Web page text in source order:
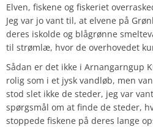
Elven, fiskene og fiskeriet
Jeg var jo vant til, at elvene på
deres iskolde og blågrønne
til strømlæ, hvor de overhovedet
Sådan er det ikke i Arnangarngup
rolig som i et jysk vandløb, men
stod slet ikke de steder, jeg var
spørgsmål om at finde de steder,
stoppede fiskene på deres lange